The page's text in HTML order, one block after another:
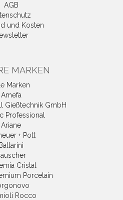
AGB
und Kosten
MARKEN
Marken
Amefa
Gießtechnik GmbH
Professional
Ariane
+ Pott
Ballarini
Cristal
Porcelain
Rocco